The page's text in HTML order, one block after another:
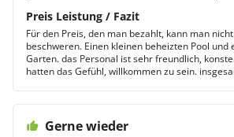
Preis Leistung / Fazit
Für den Preis, den man bezahlt, kann man
beschweren. Einen kleinen beheizten Pool und
Garten. das Personal ist sehr freundlich,
hatten das Gefühl, willkommen zu sein.
Gerne wieder